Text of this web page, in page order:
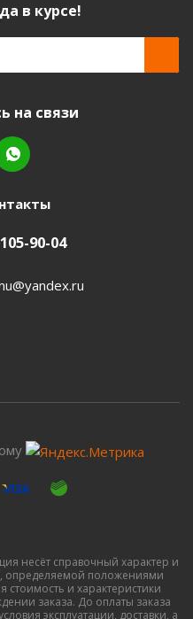
в курсе!
на связи
90-04
несёт справочный характер и
определяемой положениями
стоимость и характеристики
заказа. До оплаты заказа
эксплуатации, доставки, а